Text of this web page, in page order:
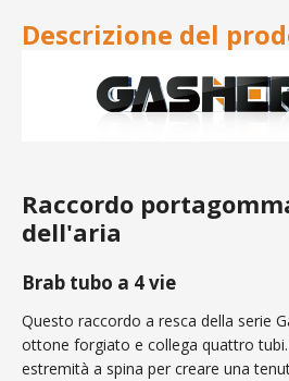
Descrizione del
Raccordo
dell'aria
Brab tubo a 4 vie
Questo raccordo a resca della serie
ottone forgiato e collega quattro
estremità a spina per creare una